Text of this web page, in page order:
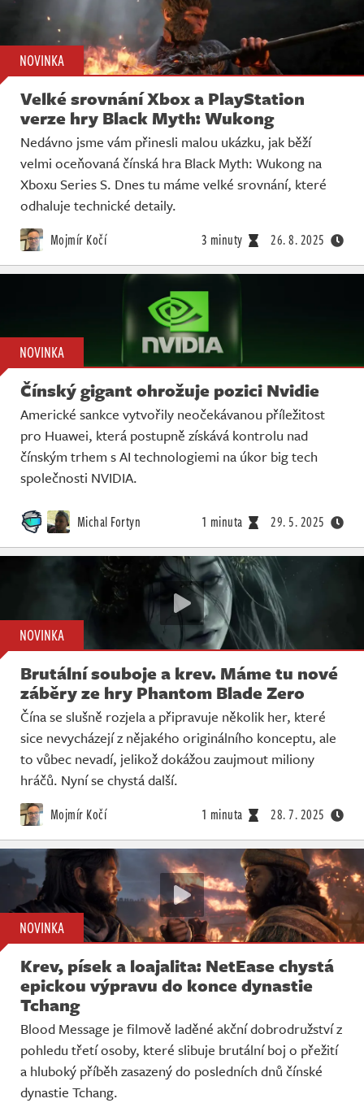
NOVINKA
Velké srovnání Xbox a PlayStation
verze hry Black Myth: Wukong
Nedávno jsme vám přinesli malou ukázku, jak běží
velmi oceňovaná čínská hra Black Myth: Wukong na
Xboxu Series S. Dnes tu máme velké srovnání, které
odhaluje technické detaily.
Mojmír Kočí 3 minuty 26. 8. 2025
NOVINKA
Čínský gigant ohrožuje pozici Nvidie
Americké sankce vytvořily neočekávanou příležitost
pro Huawei, která postupně získává kontrolu nad
čínským trhem s AI technologiemi na úkor big tech
společnosti NVIDIA.
Michal Fortyn 1 minuta 29. 5. 2025
NOVINKA
Brutální souboje a krev. Máme tu nové
záběry ze hry Phantom Blade Zero
Čína se slušně rozjela a připravuje několik her, které
sice nevycházejí z nějakého originálního konceptu, ale
to vůbec nevadí, jelikož dokážou zaujmout miliony
hráčů. Nyní se chystá další.
Mojmír Kočí 1 minuta 28. 7. 2025
NOVINKA
Krev, písek a loajalita: NetEase chystá
epickou výpravu do konce dynastie
Tchang
Blood Message je filmově laděné akční dobrodružství z
pohledu třetí osoby, které slibuje brutální boj o přežití
a hluboký příběh zasazený do posledních dnů čínské
dynastie Tchang.